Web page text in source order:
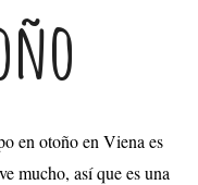
en otoño en Viena es
mucho, así que es una